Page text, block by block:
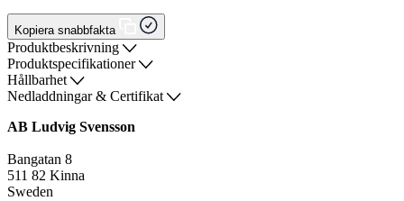
Kopiera snabbfakta
Produktbeskrivning
Produktspecifikationer
Hållbarhet
Nedladdningar & Certifikat
AB Ludvig Svensson
Bangatan 8
511 82 Kinna
Sweden